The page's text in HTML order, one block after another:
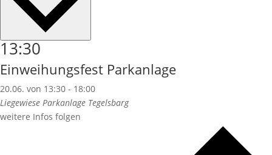
13:30
Einweihungsfest Parkanlage
20.06. von 13:30 - 18:00
Liegewiese Parkanlage Tegelsbarg
weitere Infos folgen